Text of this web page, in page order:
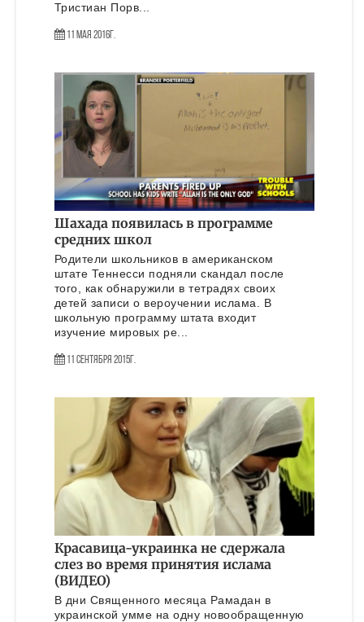
Тристиан Порв...
11 Мая 2016г.
Шахада появилась в программе
средних школ
Родители школьников в американском
штате Теннесси подняли скандал после
того, как обнаружили в тетрадях своих
детей записи о вероучении ислама. В
школьную программу штата входит
изучение мировых ре...
11 Сентября 2015г.
Красавица-украинка не сдержала
слез во время принятия ислама
(ВИДЕО)
В дни Священного месяца Рамадан в
украинской умме на одну новообращенную